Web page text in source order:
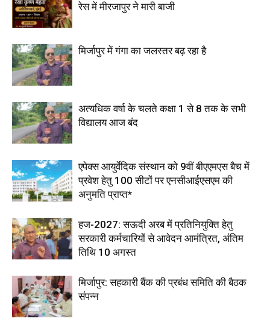
रेस में मीरजापुर ने मारी बाजी
मिर्जापुर में गंगा का जलस्तर बढ़ रहा है
अत्यधिक वर्षा के चलते कक्षा 1 से 8 तक के सभी
विद्यालय आज बंद
एपेक्स आयुर्वेदिक संस्थान को 9वीं बीएएमएस बैच में
प्रवेश हेतु 100 सीटों पर एनसीआईएसएम की
अनुमति प्राप्त*
हज-2027: सऊदी अरब में प्रतिनियुक्ति हेतु
सरकारी कर्मचारियों से आवेदन आमंत्रित, अंतिम
तिथि 10 अगस्त
मिर्जापुर: सहकारी बैंक की प्रबंध समिति की बैठक
संपन्न